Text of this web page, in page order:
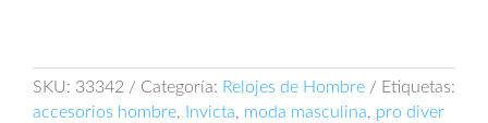
SKU: 33342 Categoría: Relojes de Hombre
Etiquetas:
accesorios hombre, Invicta, moda masculina, pro diver